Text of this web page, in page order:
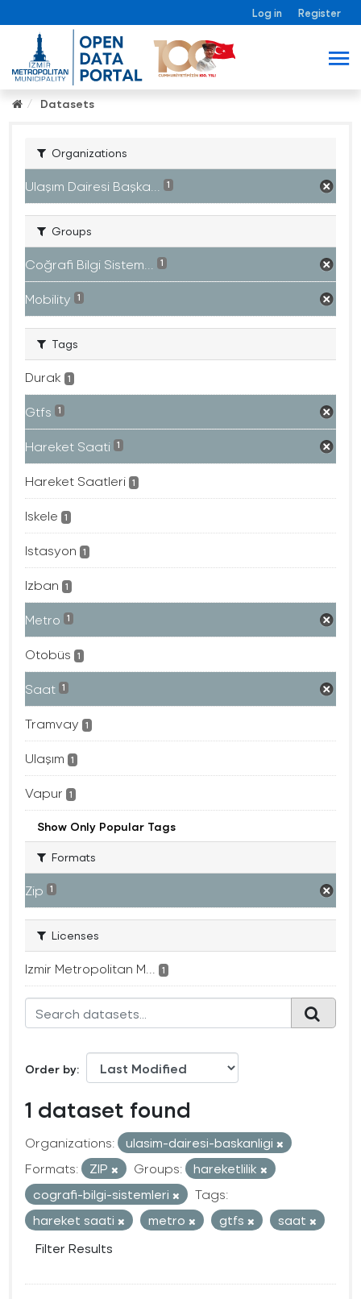
Log in Register
Datasets
Organizations
Ulaşım Dairesi Başka... 1
Groups
Coğrafi Bilgi Sistem... 1
Mobility 1
Tags
Durak 1
Gtfs 1
Hareket Saati 1
Hareket Saatleri 1
Iskele 1
Istasyon 1
Izban 1
Metro 1
Otobüs 1
Saat 1
Tramvay 1
Ulaşım 1
Vapur 1
Show Only Popular Tags
Formats
Zip 1
Licenses
Izmir Metropolitan M... 1
Order by
1 dataset found
Organizations:
ulasim-dairesi-baskanligi
Formats:
ZIP Groups:
hareketlilik
cografi-bilgi-sistemleri
Tags:
hareket saati
metro gtfs
saat
Filter Results